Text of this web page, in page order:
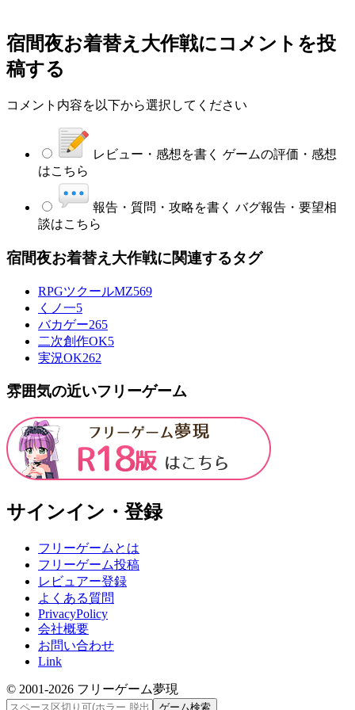
宿間夜お着替え大作戦にコメントを投
稿する
コメント内容を以下から選択してください
レビュー・感想を書く ゲームの評価・感想
はこちら
報告・質問・攻略を書く バグ報告・要望相
談はこちら
宿間夜お着替え大作戦に関連するタグ
RPGツクールMZ569
くノ一5
バカゲー265
二次創作OK5
実況OK262
雰囲気の近いフリーゲーム
サインイン・登録
フリーゲームとは
フリーゲーム投稿
レビュアー登録
よくある質問
PrivacyPolicy
会社概要
お問い合わせ
Link
© 2001-2026 フリーゲーム夢現